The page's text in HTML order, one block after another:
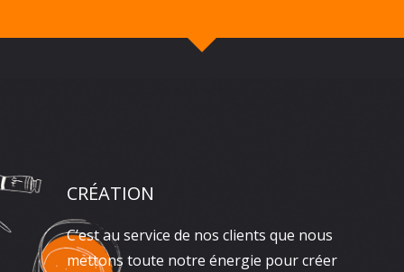
CRÉATION
C’est au service de nos clients que nous
mettons toute notre énergie pour créer